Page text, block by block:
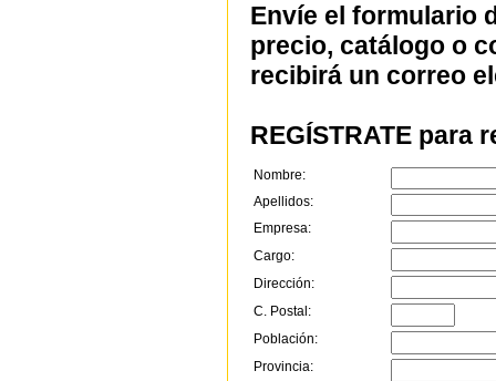
Envíe el formulario
precio, catálogo o
recibirá un correo
REGÍSTRATE para
Nombre:
Apellidos:
Empresa:
Cargo:
Dirección:
C. Postal:
Población:
Provincia: